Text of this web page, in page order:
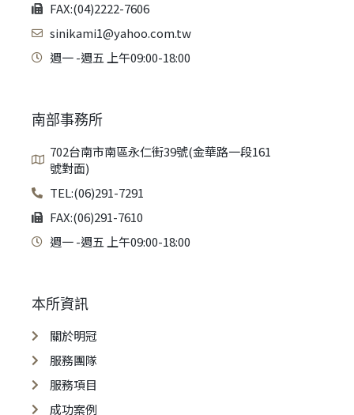
FAX:(04)2222-7606
sinikami1@yahoo.com.tw
週一 -週五 上午09:00-18:00
南部事務所
702台南市南區永仁街39號(金華路一段161
號對面)
TEL:(06)291-7291
FAX:(06)291-7610
週一 -週五 上午09:00-18:00
本所資訊
關於明冠
服務團隊
服務項目
成功案例